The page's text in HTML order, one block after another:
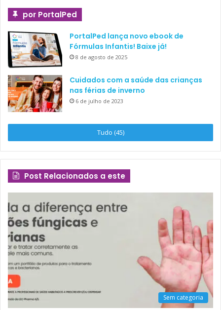
por PortalPed
PortalPed lança novo ebook de
Fórmulas Infantis! Baixe já!
8 de agosto de 2025
Cuidados com a saúde das crianças
nas férias de inverno
6 de julho de 2023
Tudo (45)
Post Relacionados a este
Sem categoria